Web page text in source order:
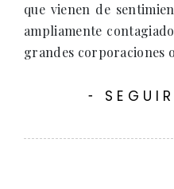
que vienen de
ampliamente
grandes corporaciones
-